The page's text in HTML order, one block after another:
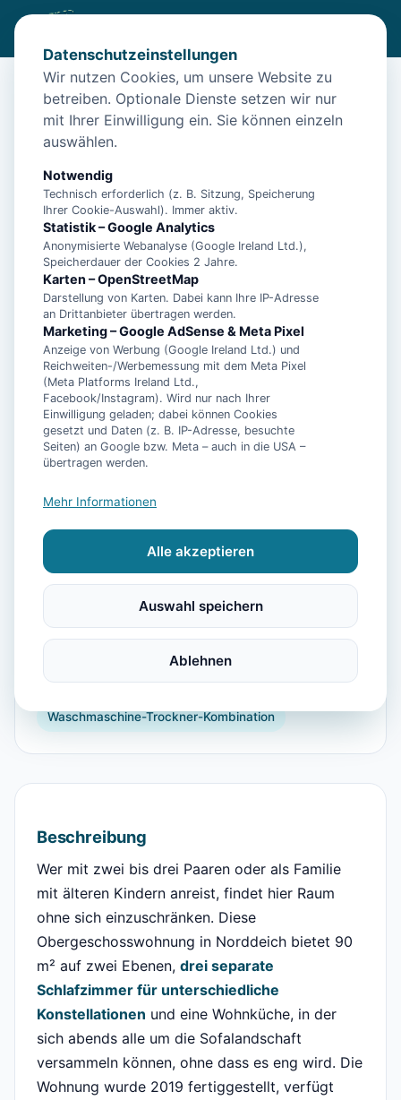
/Unterkünfte /Norden/
Große Gruppe: Ferienwohnung Nordmeertraum in Norden
Große Gruppe: Ferienwohnung
Nordmeertraum in Norden
26506 Norden
Ausstattung
WLAN
Geschirrspüler Balkon
Kaffeemaschine Herdplatte Backofen
Vogelbeobachtung
Dusche Parkmöglichkeit Mountain-Biking
Waschmaschine-Trockner-Kombination
Beschreibung
Wer mit zwei bis drei Paaren oder als Familie
mit älteren Kindern anreist, findet hier Raum
ohne sich einzuschränken. Diese
Obergeschosswohnung in Norddeich bietet 90
m² auf zwei Ebenen, drei separate
Schlafzimmer für unterschiedliche
Konstellationen und eine Wohnküche, in der
sich abends alle um die Sofalandschaft
versammeln können, ohne dass es eng wird. Die
Wohnung wurde 2019 fertiggestellt, verfügt
Datenschutzeinstellungen
Wir nutzen Cookies, um unsere Website zu
betreiben. Optionale Dienste setzen wir nur
mit Ihrer Einwilligung ein. Sie können einzeln
auswählen.
Notwendig
Technisch erforderlich (z. B. Sitzung, Speicherung
Ihrer Cookie-Auswahl). Immer aktiv.
Statistik – Google Analytics
Anonymisierte Webanalyse (Google Ireland Ltd.),
Speicherdauer der Cookies 2 Jahre.
Karten – OpenStreetMap
Darstellung von Karten. Dabei kann Ihre IP-Adresse
an Drittanbieter übertragen werden.
Marketing – Google AdSense & Meta Pixel
Anzeige von Werbung (Google Ireland Ltd.) und
Reichweiten-/Werbemessung mit dem Meta Pixel
(Meta Platforms Ireland Ltd.,
Facebook/Instagram). Wird nur nach Ihrer
Einwilligung geladen; dabei können Cookies
gesetzt und Daten (z. B. IP-Adresse, besuchte
Seiten) an Google bzw. Meta – auch in die USA –
übertragen werden.
Mehr Informationen
Alle akzeptieren
Auswahl speichern
Ablehnen